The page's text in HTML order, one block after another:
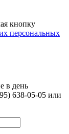
кнопку
персональных
в день
638-05-05 или